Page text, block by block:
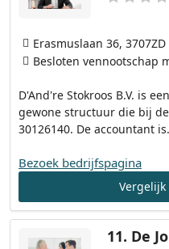
D'And're Stokroos B.V. is
gewone structuur die bij
30126140. De accountant
Erasmuslaan 36,
Besloten vennootschap
Bezoek bedrijfspagina
11. De